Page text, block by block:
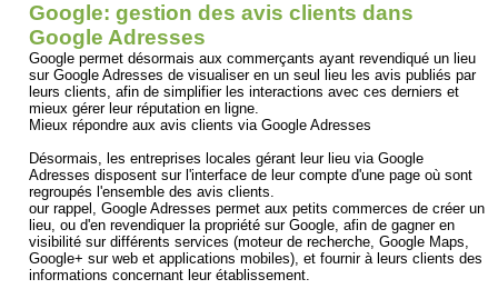
Google: gestion des avis clients dans
Google Adresses
Google permet désormais aux commerçants ayant revendiqué un lieu
sur Google Adresses de visualiser en un seul lieu les avis publiés par
leurs clients, afin de simplifier les interactions avec ces derniers et
mieux gérer leur réputation en ligne.
Mieux répondre aux avis clients via Google Adresses
Désormais, les entreprises locales gérant leur lieu via Google
Adresses disposent sur l'interface de leur compte d'une page où sont
regroupés l'ensemble des avis clients.
our rappel, Google Adresses permet aux petits commerces de créer un
lieu, ou d'en revendiquer la propriété sur Google, afin de gagner en
visibilité sur différents services (moteur de recherche, Google Maps,
Google+ sur web et applications mobiles), et fournir à leurs clients des
informations concernant leur établissement.